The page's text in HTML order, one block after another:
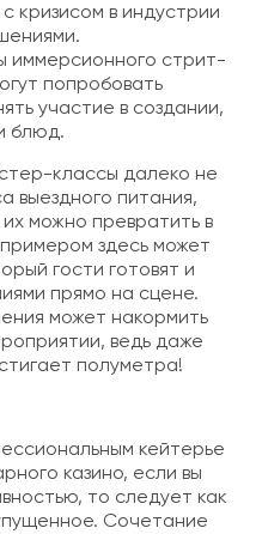
кризисом в индустрии
иммерсионного стрит-
попробовать
участие в создании,
блюд.
классы далеко не
выездного питания,
можно превратить в
здесь может
гости готовят и
прямо на сцене.
может накормить
ведь даже
полуметра!
кейтерье
казино, если вы
то следует как
Сочетание